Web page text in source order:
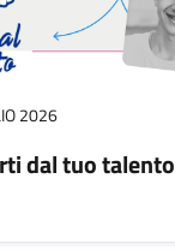
2026
dal tuo talento